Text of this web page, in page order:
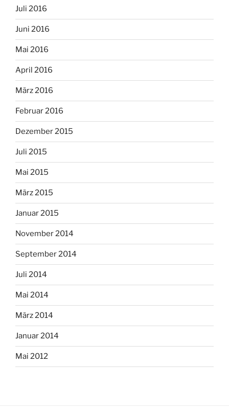
Juli 2016
Juni 2016
Mai 2016
April 2016
März 2016
Februar 2016
Dezember 2015
Juli 2015
Mai 2015
März 2015
Januar 2015
November 2014
September 2014
Juli 2014
Mai 2014
März 2014
Januar 2014
Mai 2012